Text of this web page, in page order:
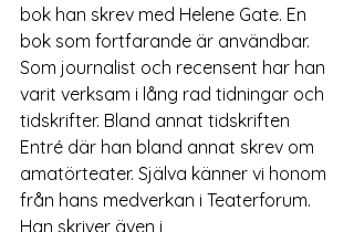
bok han skrev med Helene Gate. En
bok som fortfarande är användbar.
Som journalist och recensent har han
varit verksam i lång rad tidningar och
tidskrifter. Bland annat tidskriften
Entré där han bland annat skrev om
amatörteater. Själva känner vi honom
från hans medverkan i Teaterforum.
Han skriver även i